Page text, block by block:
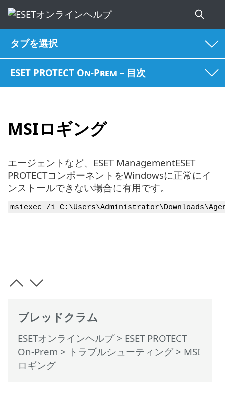
タブを選択
ESET PROTECT On-Prem – 目次
MSIロギング
ブレッドクラム
ESETオンラインヘルプ> ESET PROTECT
On-Prem > トラブルシューティング > MSI
ロギング
エージェントなど、ESET ManagementESET
PROTECTコンポーネントをWindowsに正常にイ
ンストールできない場合に有用です。
msiexec /i